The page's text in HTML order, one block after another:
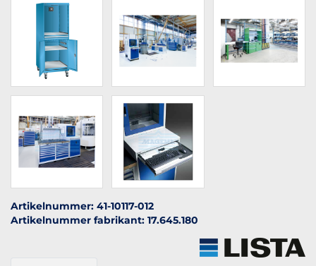
Artikelnummer: 41-10117-012
Artikelnummer fabrikant: 17.645.180